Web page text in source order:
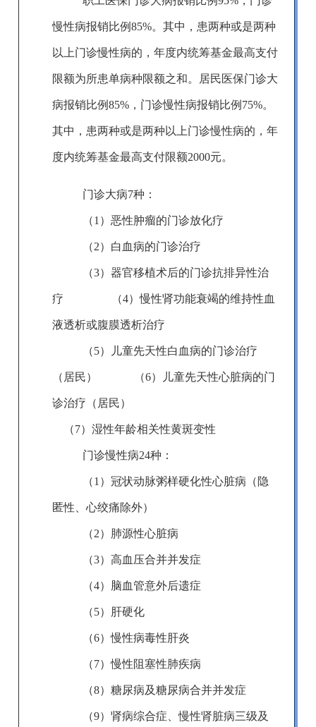
慢性病报销比例85%。其中，患两种或是两种
以上门诊慢性病的，年度内统筹基金最高支付
限额为所患单病种限额之和。 居民医保门诊大
病报销比例85%，门诊慢性病报销比例 75%。
其中，患两种或是两种以上门诊慢性病的，年
度内统筹基金最高支付限额2000元。
门诊大病7种：
（1）恶性肿瘤的门诊放化疗
（2） 白血病的门诊治疗
（3）器官移植术后的门诊抗排异性治
疗 （4）慢性肾功能衰竭的维持性血
液透析或腹膜透析治疗
（5）儿童先天性白血病的门诊治疗
（居民） （6）儿童先天性心脏病的门
诊治疗（居民）
（7）湿性年龄相关性黄斑变性
门诊慢性病24种：
（1）冠状动脉粥样硬化性心脏病（隐
匿性、心绞痛除外）
（2）肺源性心脏病
（3）高血压合并并发症
（4）脑血管意外后遗症
（5）肝硬化
（6）慢性病毒性肝炎
（7）慢性阻塞性肺疾病
（8）糖尿病及糖尿病合并并发症
（9）肾病综合症、慢性肾脏病三级及